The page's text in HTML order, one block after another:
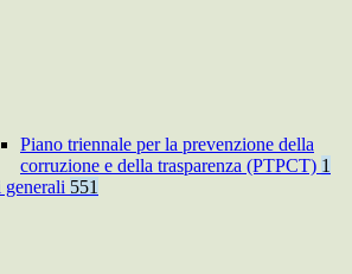
Piano triennale per la prevenzione della
corruzione e della trasparenza (PTPCT) 1
551